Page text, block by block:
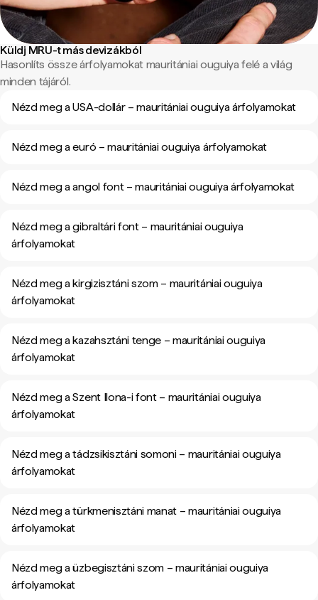
Küldj MRU-t más devizákból
Hasonlíts össze árfolyamokat mauritániai ouguiya felé a világ
minden tájáról.
Nézd meg a USA-dollár – mauritániai ouguiya árfolyamokat
Nézd meg a euró – mauritániai ouguiya árfolyamokat
Nézd meg a angol font – mauritániai ouguiya árfolyamokat
Nézd meg a gibraltári font – mauritániai ouguiya
árfolyamokat
Nézd meg a kirgizisztáni szom – mauritániai ouguiya
árfolyamokat
Nézd meg a kazahsztáni tenge – mauritániai ouguiya
árfolyamokat
Nézd meg a Szent Ilona-i font – mauritániai ouguiya
árfolyamokat
Nézd meg a tádzsikisztáni somoni – mauritániai ouguiya
árfolyamokat
Nézd meg a türkmenisztáni manat – mauritániai ouguiya
árfolyamokat
Nézd meg a üzbegisztáni szom – mauritániai ouguiya
árfolyamokat